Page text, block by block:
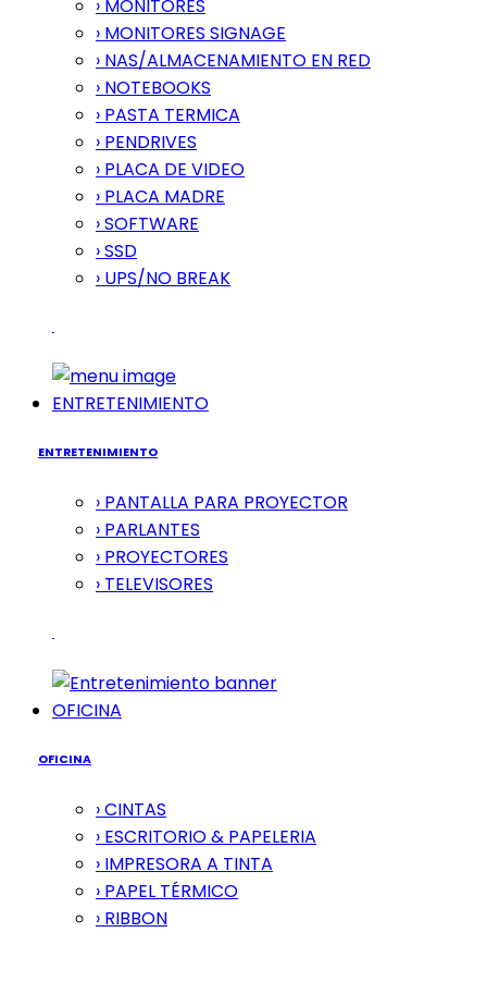
› MONITORES
› MONITORES SIGNAGE
› NAS/ALMACENAMIENTO EN RED
› NOTEBOOKS
› PASTA TERMICA
› PENDRIVES
› PLACA DE VIDEO
› PLACA MADRE
› SOFTWARE
› SSD
› UPS/NO BREAK
ENTRETENIMIENTO
ENTRETENIMIENTO
› PANTALLA PARA PROYECTOR
› PARLANTES
› PROYECTORES
› TELEVISORES
OFICINA
OFICINA
› CINTAS
› ESCRITORIO & PAPELERIA
› IMPRESORA A TINTA
› PAPEL TÉRMICO
› RIBBON